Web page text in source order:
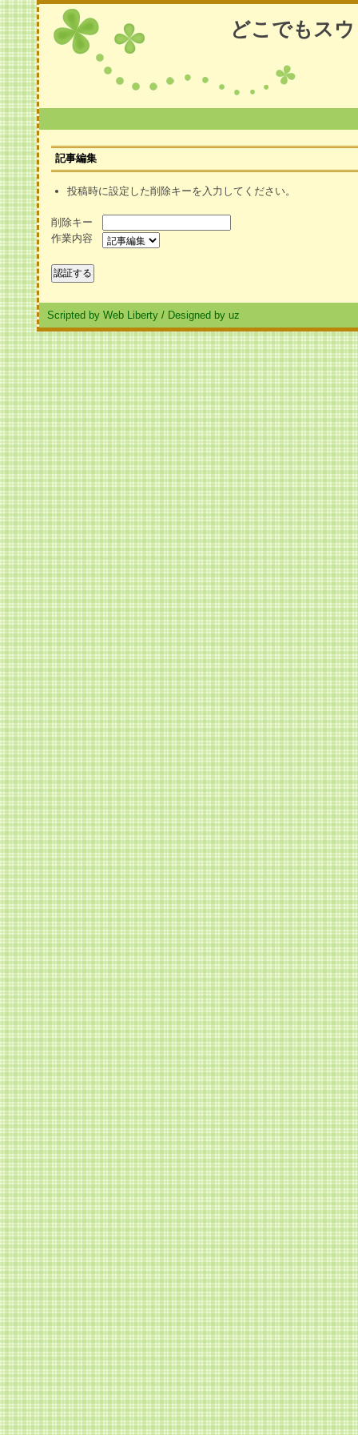
どこでもス
記事編集
投稿時に設定した削除キーを入力してください。
削除キー
作業内容
Scripted by Web Liberty / Designed by uz